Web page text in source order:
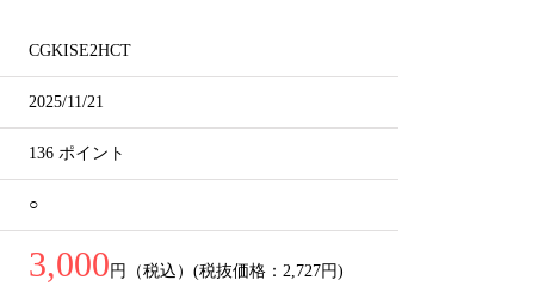
CGKISE2HCT
2025/11/21
136 ポイント
○
3,000 円（税込）(税抜価格：2,727円)